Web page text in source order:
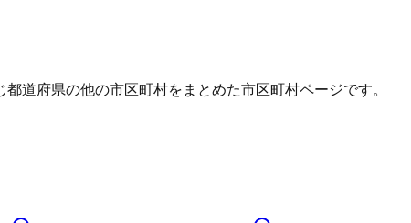
道府県の他の市区町村をまとめた市区町村ページです。